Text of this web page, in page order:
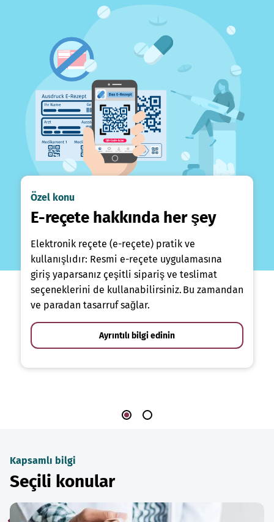
Özel konu
E-reçete hakkında her şey
Elektronik reçete (e-reçete) pratik ve
kullanışlıdır: Resmi e-reçete uygulamasına
giriş yaparsanız çeşitli sipariş ve teslimat
seçeneklerini de kullanabilirsiniz. Bu zamandan
ve paradan tasarruf sağlar.
Ayrıntılı bilgi edinin
Kapsamlı bilgi
Seçili konular